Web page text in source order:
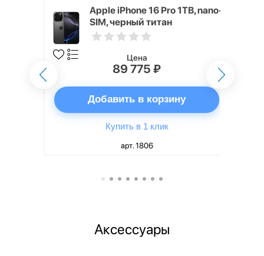
Apple iPhone 16 Pro 1TB, nano-
SIM, черный титан
Цена
89 775 ₽
Добавить в корзину
Купить в 1 клик
арт. 1806
Аксессуары